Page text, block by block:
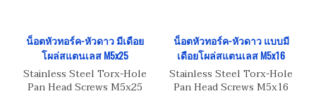
น็อตหัวทอร์ค-หัวดาว มีเดือย
โผล่สแตนเลส M5x25
Stainless Steel Torx-Hole
Pan Head Screws M5x25
น็อตหัวทอร์ค-หัวดาว แบบมี
เดือยโผล่สแตนเลส M5x16
Stainless Steel Torx-Hole
Pan Head Screws M5x16